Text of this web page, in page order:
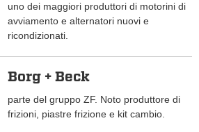
uno dei maggiori produttori di motorini di
avviamento e alternatori nuovi e
ricondizionati.
Borg + Beck
parte del gruppo ZF. Noto produttore di
frizioni, piastre frizione e kit cambio.